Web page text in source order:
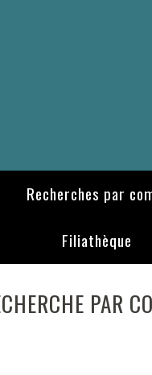
Recherches par
Filiathèque
PAR